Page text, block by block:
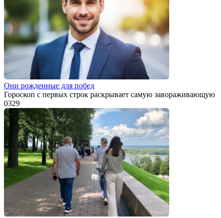
Они рожденные для побед
Гороскоп с первых строк раскрывает самую завораживающую
0329